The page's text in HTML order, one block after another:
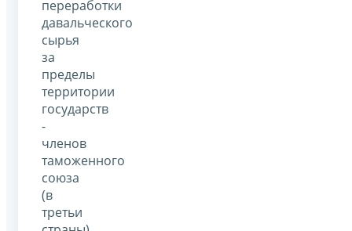
переработки
давальческого
сырья
за
пределы
территории
государств
-
членов
таможенного
союза
(в
третьи